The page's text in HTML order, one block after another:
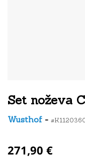
Set noževa
Wusthof -
271,90 €